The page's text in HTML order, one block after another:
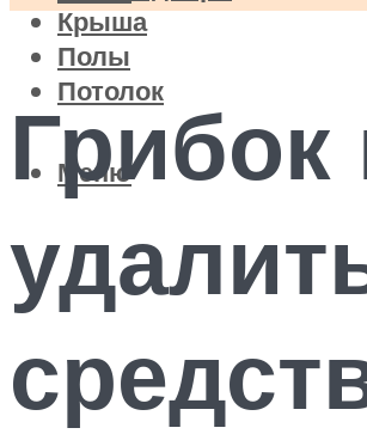
Крыша
Полы
Потолок
Меню
Грибок